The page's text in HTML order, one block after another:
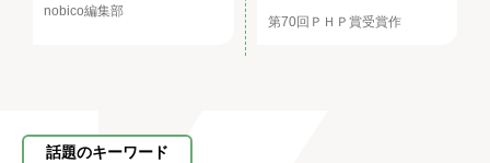
nobico編集部
第70回ＰＨＰ賞受賞作
話題のキーワード